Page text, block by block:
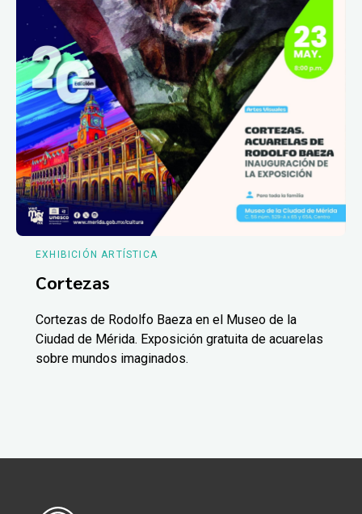
EXHIBICIÓN ARTÍSTICA
Cortezas
Cortezas de Rodolfo Baeza en el Museo de la
Ciudad de Mérida. Exposición gratuita de acuarelas
sobre mundos imaginados.